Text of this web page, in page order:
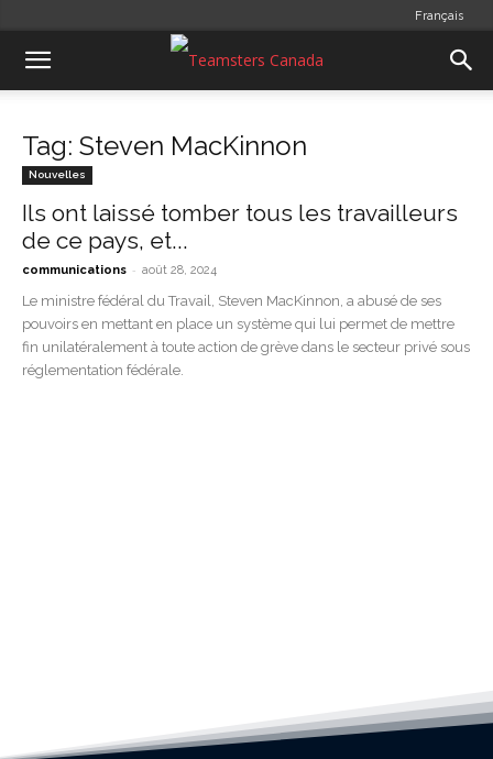
Français
Tag: Steven MacKinnon
Nouvelles
Ils ont laissé tomber tous les travailleurs
de ce pays, et...
communications - août 28, 2024
Le ministre fédéral du Travail, Steven MacKinnon, a abusé de ses
pouvoirs en mettant en place un système qui lui permet de mettre
fin unilatéralement à toute action de grève dans le secteur privé sous
réglementation fédérale.